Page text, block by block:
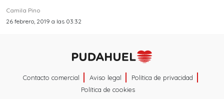
Camila Pino
26 febrero, 2019 a las 03:32
Contacto comercial Aviso legal
Política de privacidad
Política de cookies